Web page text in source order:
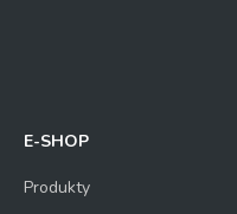
E-SHOP
Produkty